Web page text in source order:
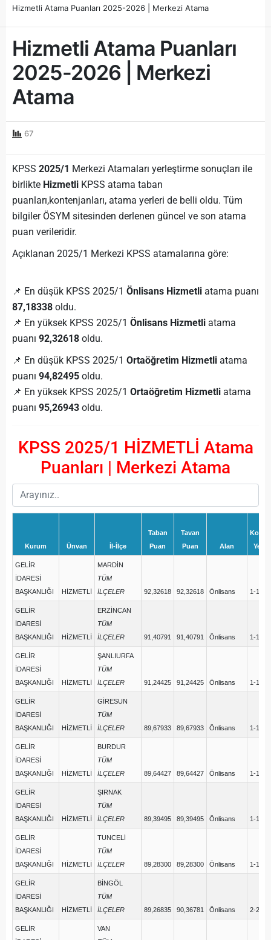
Hizmetli Atama Puanları 2025-2026 | Merkezi Atama
Hizmetli Atama Puanları
2025-2026 | Merkezi
Atama
67
KPSS 2025/1 Merkezi Atamaları yerleştirme sonuçları ile
birlikte Hizmetli KPSS atama taban
puanları,kontenjanları, atama yerleri de belli oldu. Tüm
bilgiler ÖSYM sitesinden derlenen güncel ve son atama
puan verileridir.
Açıklanan 2025/1 Merkezi KPSS atamalarına göre:
📌 En düşük KPSS 2025/1 Önlisans Hizmetli atama puanı
87,18338 oldu.
📌 En yüksek KPSS 2025/1 Önlisans Hizmetli atama
puanı 92,32618 oldu.
📌 En düşük KPSS 2025/1 Ortaöğretim Hizmetli atama
puanı 94,82495 oldu.
📌 En yüksek KPSS 2025/1 Ortaöğretim Hizmetli atama
puanı 95,26943 oldu.
KPSS 2025/1 HİZMETLİ Atama
Puanları | Merkezi Atama
Kurum Ünvan İl-İlçe
Taban
Puan
Tavan
Puan
Alan
Kont-
Yerl
GELİR
İDARESİ
BAŞKANLIĞI
HİZMETLİ
MARDİN
TÜM
İLÇELER
92,32618 92,32618 Önlisans 1-1
GELİR
İDARESİ
BAŞKANLIĞI
HİZMETLİ
ERZİNCAN
TÜM
İLÇELER
91,40791 91,40791 Önlisans 1-1
GELİR
İDARESİ
BAŞKANLIĞI
HİZMETLİ
ŞANLIURFA
TÜM
İLÇELER
91,24425 91,24425 Önlisans 1-1
GELİR
İDARESİ
BAŞKANLIĞI
HİZMETLİ
GİRESUN
TÜM
İLÇELER
89,67933 89,67933 Önlisans 1-1
GELİR
İDARESİ
BAŞKANLIĞI
HİZMETLİ
BURDUR
TÜM
İLÇELER
89,64427 89,64427 Önlisans 1-1
GELİR
İDARESİ
BAŞKANLIĞI
HİZMETLİ
ŞIRNAK
TÜM
İLÇELER
89,39495 89,39495 Önlisans 1-1
GELİR
İDARESİ
BAŞKANLIĞI
HİZMETLİ
TUNCELİ
TÜM
İLÇELER
89,28300 89,28300 Önlisans 1-1
GELİR
İDARESİ
BAŞKANLIĞI
HİZMETLİ
BİNGÖL
TÜM
İLÇELER
89,26835 90,36781 Önlisans 2-2
GELİR
VAN